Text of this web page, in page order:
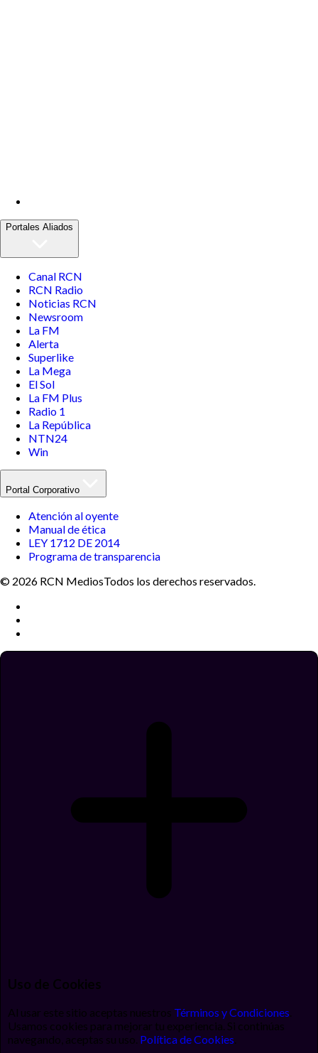
Portales Aliados
Canal RCN
RCN Radio
Noticias RCN
Newsroom
La FM
Alerta
Superlike
La Mega
El Sol
La FM Plus
Radio 1
La República
NTN24
Win
Portal Corporativo
Atención al oyente
Manual de ética
LEY 1712 DE 2014
Programa de transparencia
© 2026 RCN MediosTodos los derechos reservados.
Uso de Cookies
Al usar este sitio aceptas nuestros Términos y Condiciones.
Usamos cookies para mejorar tu experiencia. Si continúas
navegando, aceptas su uso. Política de Cookies.